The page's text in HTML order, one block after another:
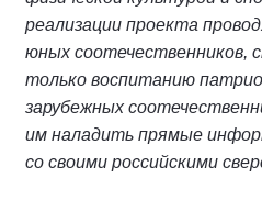
реализации проекта
юных соотечественников,
только воспитанию
зарубежных
им наладить прямые
со своими российскими